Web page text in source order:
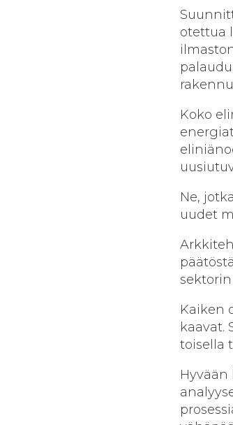
otettua
Koko
Ne,
uudet
Kaiken
kaavat.
toisella